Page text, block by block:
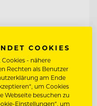
COOKIES
- nähere
Rechten als Benutzer
am Ende
um Cookies
Webseite besuchen zu
Einstellungen“, um